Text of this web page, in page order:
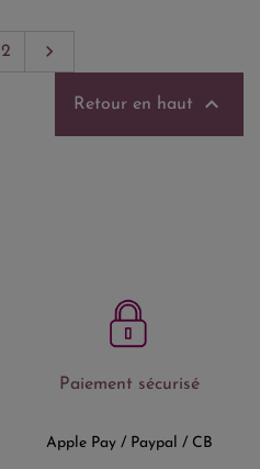
2 Suivant

Retour en haut 
Paiement sécurisé
Apple Pay / Paypal / CB